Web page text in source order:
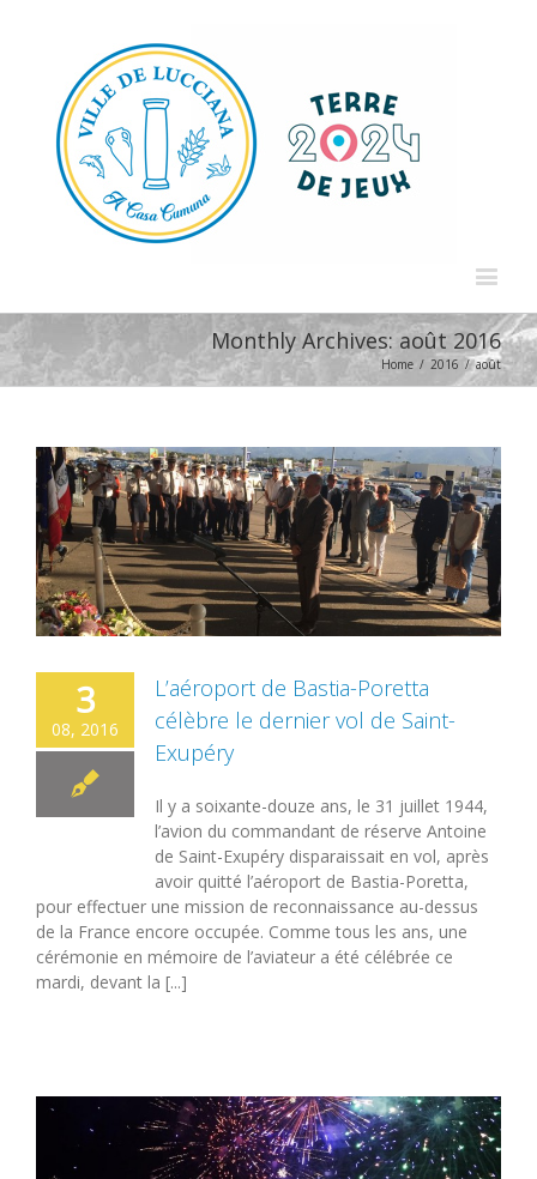
Monthly Archives: août 2016
Home / 2016 / août
3
08, 2016
L’aéroport de Bastia-Poretta
célèbre le dernier vol de Saint-
Exupéry
Il y a soixante-douze ans, le 31 juillet 1944,
l’avion du commandant de réserve Antoine
de Saint-Exupéry disparaissait en vol, après
avoir quitté l’aéroport de Bastia-Poretta,
pour effectuer une mission de reconnaissance au-dessus
de la France encore occupée. Comme tous les ans, une
cérémonie en mémoire de l’aviateur a été célébrée ce
mardi, devant la [...]